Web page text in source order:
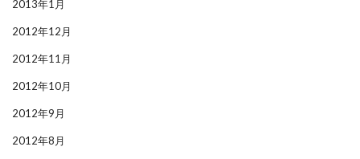
2013年1月
2012年12月
2012年11月
2012年10月
2012年9月
2012年8月